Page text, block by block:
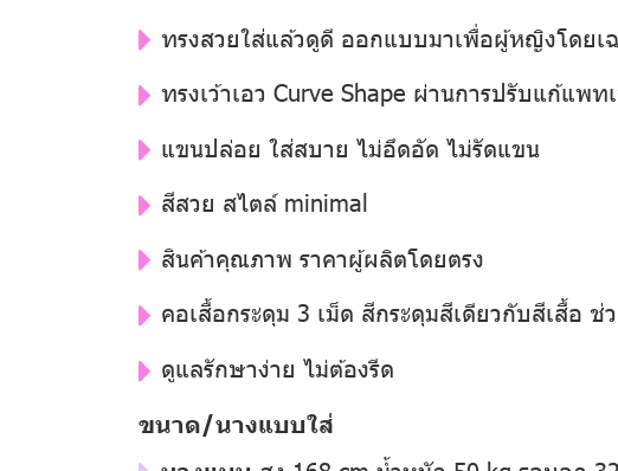
ทรงสวยใส่แล้วดูดี ออกแบบมาเพื่อผู้หญิงโดยเ
ทรงเว้าเอว Curve Shape ผ่านการปรับแก้แพ
แขนปล่อย ใส่สบาย ไม่อึดอัด ไม่รัดแขน
สีสวย สไตล์ minimal
สินค้าคุณภาพ ราคาผู้ผลิตโดยตรง
คอเสื้อกระดุม 3 เม็ด สีกระดุมสีเดียวกับสีเสื้อ
ดูแลรักษาง่าย ไม่ต้องรีด
ขนาด/นางแบบใส่